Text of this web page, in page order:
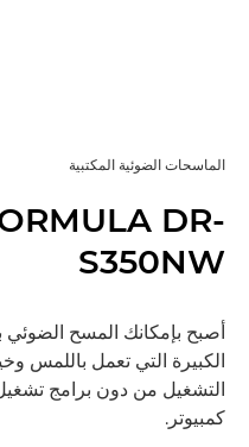
الماسحات الضوئية المكتبية
DR-
S350NW
أصبح بإمكانك المسح
الكبيرة التي تعمل باللمس
التشغيل من دون برامج
كمبيوتر.